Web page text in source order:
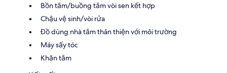
Bồn tắm/buồng tắm vòi sen kết hợp
Chậu vệ sinh/vòi rửa
Đồ dùng nhà tắm thân thiện với môi trường
Máy sấy tóc
Khăn tắm